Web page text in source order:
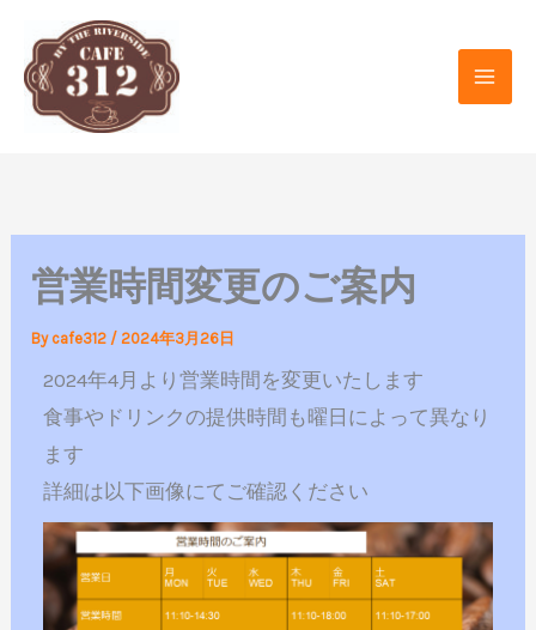
プ
営業時間変更のご案内
By cafe312 /2024年3月26日
2024年4月より営業時間を変更いたします
食事やドリンクの提供時間も曜日によって異なり
ます
詳細は以下画像にてご確認ください